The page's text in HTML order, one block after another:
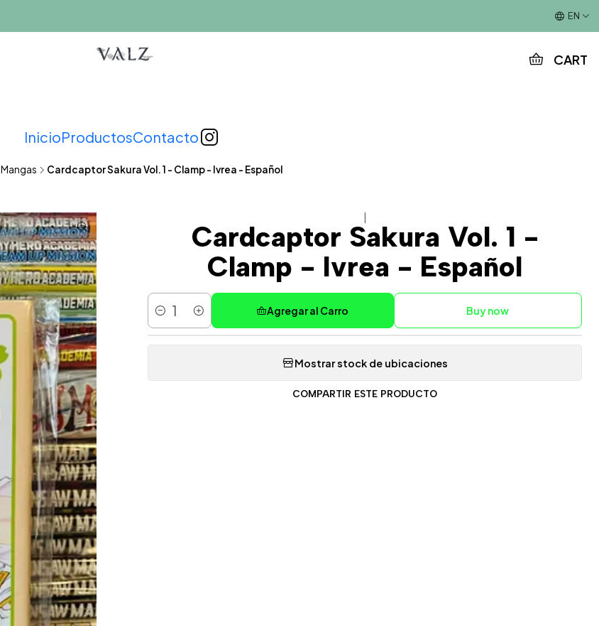
CART
InicioProductosContacto
EN
Mangas Cardcaptor Sakura Vol. 1 - Clamp - Ivrea - Español
Cardcaptor Sakura Vol. 1 -
Clamp - Ivrea - Español
Cantidad
Agregar al Carro Buy now
Mostrar stock de ubicaciones
COMPARTIR ESTE PRODUCTO